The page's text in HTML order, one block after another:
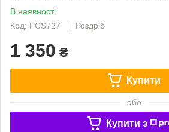
В наявності
Код: FCS727
Роздріб
1 350 ₴
Купити
або
Купити з